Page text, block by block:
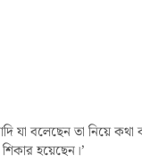
বলেছেন তা নিয়ে কথা
হয়েছেন।’